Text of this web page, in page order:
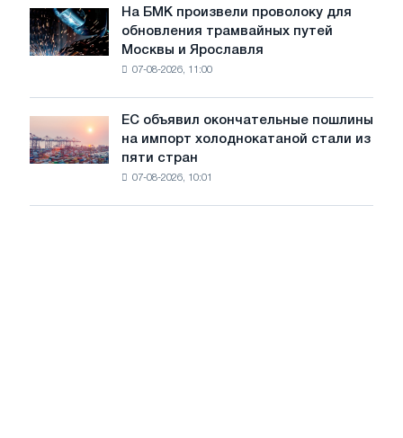
целей
обезуглероживания
июле
На
БМК
произвели
трамвайных
путей
Ярославля
На БМК произвели проволоку для
обновления трамвайных путей
Москвы и Ярославля
07-08-2026, 11:00
объявил
окончательные
ЕС объявил окончательные пошлины
на импорт холоднокатаной стали из
пяти стран
07-08-2026, 10:01